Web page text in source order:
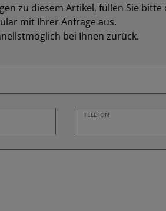
zu diesem Artikel, füllen Sie bitte
mit Ihrer Anfrage aus.
bei Ihnen zurück.
TELEFON